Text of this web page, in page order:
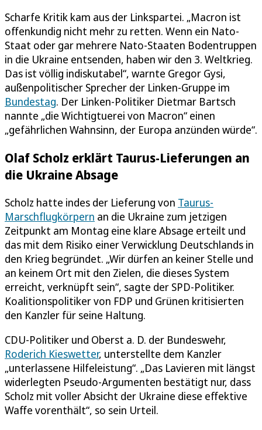
Scharfe Kritik kam aus der Linkspartei. „Macron ist
offenkundig nicht mehr zu retten. Wenn ein Nato-
Staat oder gar mehrere Nato-Staaten Bodentruppen
in die Ukraine entsenden, haben wir den 3. Weltkrieg.
Das ist völlig indiskutabel“, warnte Gregor Gysi,
außenpolitischer Sprecher der Linken-Gruppe im
Bundestag. Der Linken-Politiker Dietmar Bartsch
nannte „die Wichtigtuerei von Macron“ einen
„gefährlichen Wahnsinn, der Europa anzünden würde“.
Olaf Scholz erklärt Taurus-Lieferungen an
die Ukraine Absage
Scholz hatte indes der Lieferung von Taurus-
Marschflugkörpern an die Ukraine zum jetzigen
Zeitpunkt am Montag eine klare Absage erteilt und
das mit dem Risiko einer Verwicklung Deutschlands in
den Krieg begründet. „Wir dürfen an keiner Stelle und
an keinem Ort mit den Zielen, die dieses System
erreicht, verknüpft sein“, sagte der SPD-Politiker.
Koalitionspolitiker von FDP und Grünen kritisierten
den Kanzler für seine Haltung.
CDU-Politiker und Oberst a. D. der Bundeswehr,
Roderich Kieswetter, unterstellte dem Kanzler
„unterlassene Hilfeleistung“. „Das Lavieren mit längst
widerlegten Pseudo-Argumenten bestätigt nur, dass
Scholz mit voller Absicht der Ukraine diese effektive
Waffe vorenthält“, so sein Urteil.